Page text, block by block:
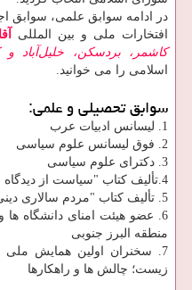
در ادامه سوابق علمی، سوابق
افتخارات ملی و بین المللی
کاشمر، بردسکن، خلیل‌آباد
اسلامی را می خوانید.
سوابق تحصیلی و علمی:
1. لیسانس ادبیات عرب
2. فوق لیسانس علوم سیاسی
3. دکترای علوم سیاسی
4.تألیف کتاب "سیاست از دیدگاه علامه شهید مرتضی مطهری"
5. تألیف کتاب "مردم سالاری دینی"
6. عضو هیئت امنای
منطقه البرز جنوبی
7. سخنران اولین همایش
زیست؛ چالش ها و راهکارها